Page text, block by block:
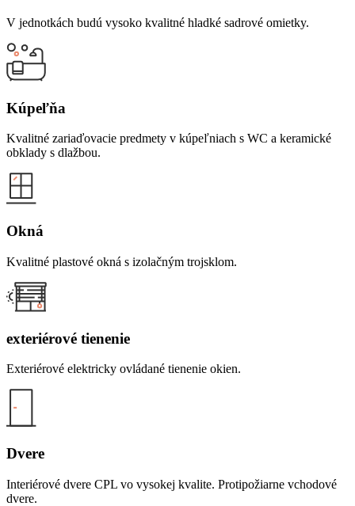
V jednotkách budú vysoko kvalitné hladké sadrové omietky.
Kúpeľňa
Kvalitné zariaďovacie predmety v kúpeľniach s WC a keramické
obklady s dlažbou.
Okná
Kvalitné plastové okná s izolačným trojsklom.
exteriérové tienenie
Exteriérové elektricky ovládané tienenie okien.
Dvere
Interiérové dvere CPL vo vysokej kvalite. Protipožiarne vchodové
dvere.